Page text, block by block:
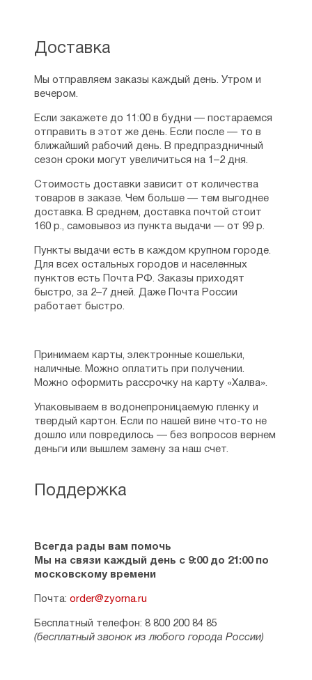
Поддержка
Всегда рады вам помочь
Мы на связи каждый день с 9:00 до 21:00 по
московскому времени
Почта: order@zyorna.ru
Бесплатный телефон: 8 800 200 84 85
(бесплатный звонок из любого города России)
Доставка
Мы отправляем заказы каждый день. Утром и
вечером.
Если закажете до 11:00 в будни — постараемся
отправить в этот же день. Если после — то в
ближайший рабочий день. В предпраздничный
сезон сроки могут увеличиться на 1–2 дня.
Стоимость доставки зависит от количества
товаров в заказе. Чем больше — тем выгоднее
доставка. В среднем, доставка почтой стоит
160 р., самовывоз из пункта выдачи — от 99 р.
Пункты выдачи есть в каждом крупном городе.
Для всех остальных городов и населенных
пунктов есть Почта РФ. Заказы приходят
быстро, за 2–7 дней. Даже Почта России
работает быстро.
Принимаем карты, электронные кошельки,
наличные. Можно оплатить при получении.
Можно оформить рассрочку на карту «Халва».
Упаковываем в водонепроницаемую пленку и
твердый картон. Если по нашей вине что-то не
дошло или повредилось — без вопросов вернем
деньги или вышлем замену за наш счет.